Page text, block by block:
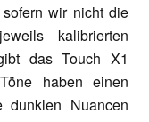
wir nicht die
kalibrierten
das Touch X1
haben einen
Nuancen